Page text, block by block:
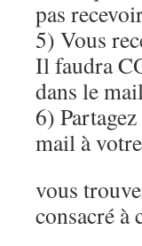
pas
5) Vous
Il faudra
dans le
6)
mail à
vous
consacré à